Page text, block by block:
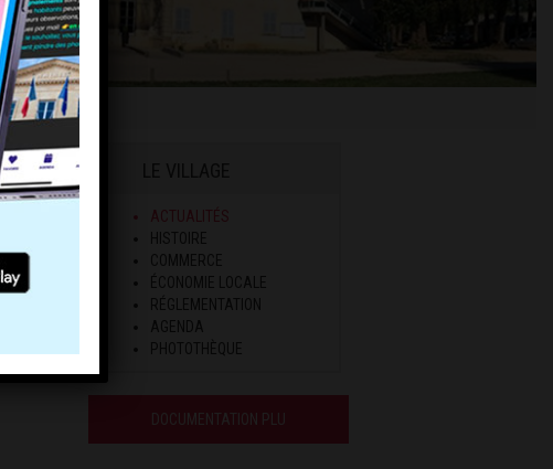
ACTUALITÉS
HISTOIRE
COMMERCE
ÉCONOMIE LOCALE
RÉGLEMENTATION
AGENDA
PHOTOTHÈQUE
DOCUMENTATION PLU